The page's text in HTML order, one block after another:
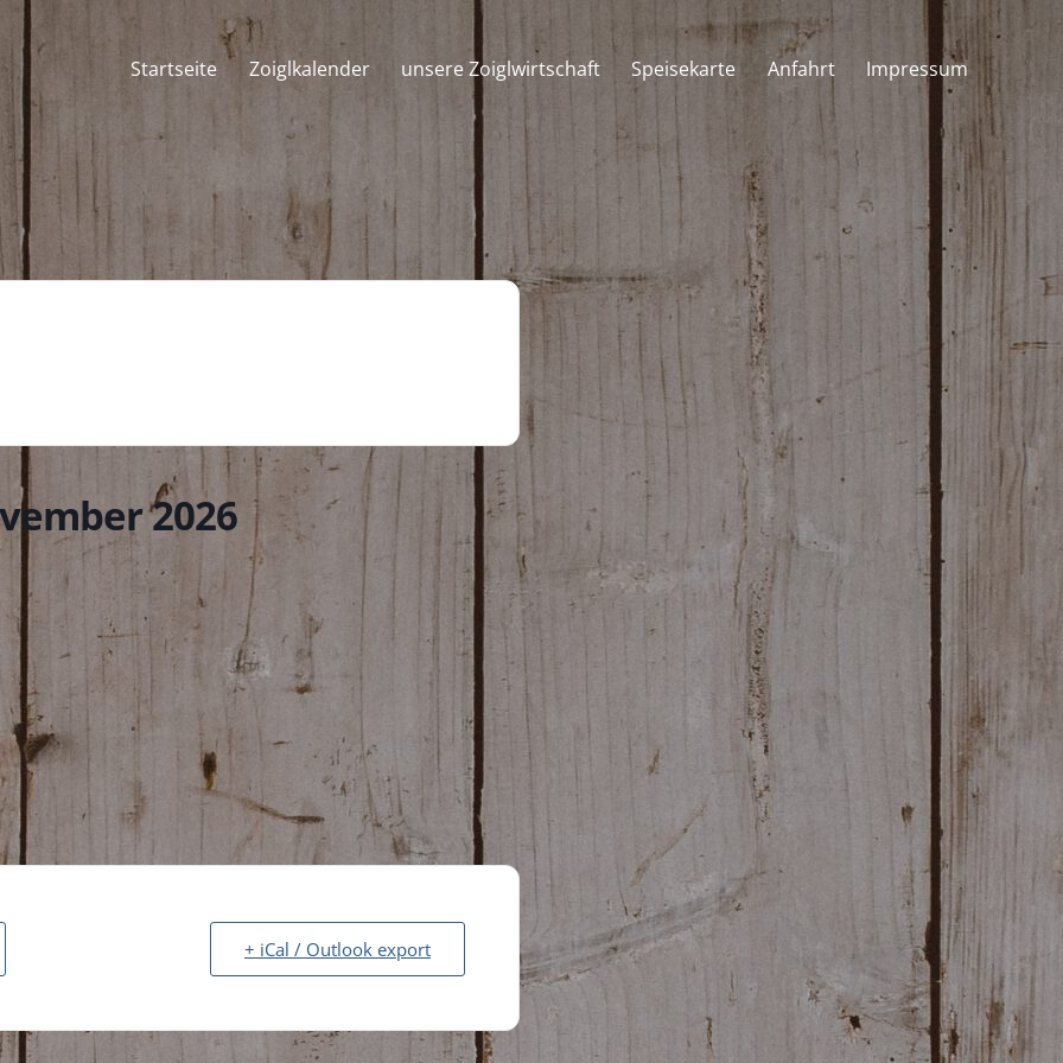
Startseite Zoiglkalender unsere Zoiglwirtschaft Speisekarte Anfahrt Impressum
2026
+ iCal / Outlook export